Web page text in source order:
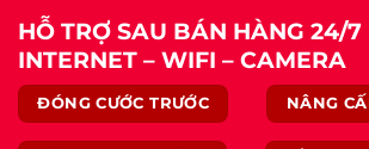
HỖ TRỢ SAU BÁN HÀNG 24/7
INTERNET – WIFI – CAMERA
ĐÓNG CƯỚC TRƯỚC NÂNG